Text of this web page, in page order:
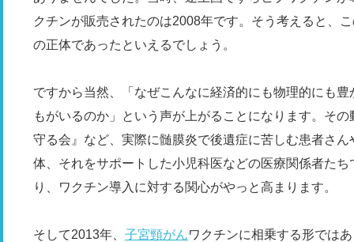
クチンが販売されたのは2008年です。そう考えると、
の正体であったといえるでしょう。
ですから当然、「なぜこんなに経済的にも物理的にも
もがいるのか」という声が上がることになります。そ
守る会』など、実際に髄膜炎で後遺症に苦しむ患者さ
体、それをサポートした小児科医などの医療関係者た
り、ワクチン導入に対する関心がやっと高まります。
そして2013年、 子宮頸がんワクチンに相乗する形では